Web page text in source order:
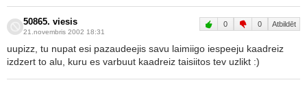
50865. viesis
21.novembris 2002 18:31
0 0 Atbildēt
uupizz, tu nupat esi pazaudeejis savu laimiigo iespeeju kaadreiz
izdzert to alu, kuru es varbuut kaadreiz taisiitos tev uzlikt :)